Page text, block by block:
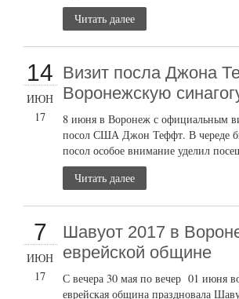
Читать далее
14
ИЮН
17
Визит посла Джона
Воронежскую
8 июня в Воронеж с официальным
посол США Джон Теффт. В череде
посол особое внимание уделил
Читать далее
7
ИЮН
17
Шавуот 2017 в
еврейской общине
С вечера 30 мая по вечер 01 июня
еврейская община праздновала